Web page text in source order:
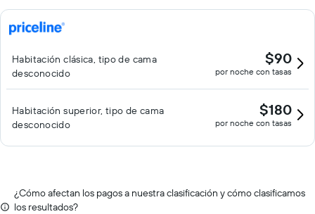
Habitación clásica, tipo de cama
desconocido
$90
por noche con tasas
Habitación superior, tipo de cama
desconocido
$180
por noche con tasas
¿Cómo afectan los pagos a nuestra clasificación y cómo clasificamos
los resultados?